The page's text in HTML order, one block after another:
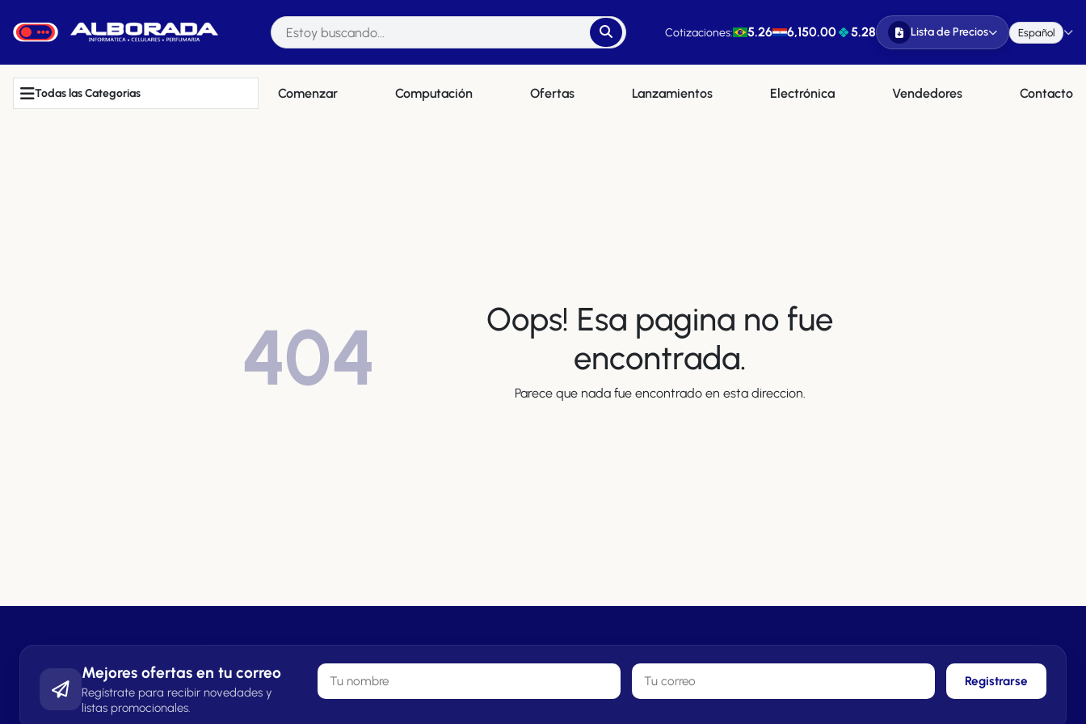
Cotizaciones: 5.26 6,150.00 5.28 Lista de Precios Español
Todas las Categorias Comenzar Computación Ofertas Lanzamientos Electrónica Vendedores Contacto
404
Oops! Esa pagina no fue
encontrada.
Parece que nada fue encontrado en esta direccion.
Mejores ofertas en tu correo
Regístrate para recibir novedades y
listas promocionales.
Registrarse